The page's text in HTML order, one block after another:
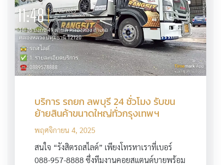
บริการ รถยก ลพบุรี 24 ชั่วโมง รับขน
ย้ายสินค้าขนาดใหญ่ทั่วกรุงเทพฯ
พฤศจิกายน 4, 2025
สนใจ “รังสิตรถสไลด์” เพียงโทรหาเราที่เบอร์
088-957-8888 ซึ่งทีมงานคอยสแตนด์บายพร้อม